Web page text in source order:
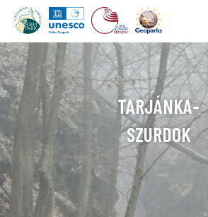
TARJÁNKA-
SZURDOK